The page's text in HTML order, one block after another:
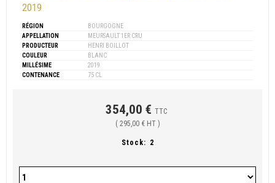
2019
RÉGION
BOURGOGNE
APPELLATION
MEURSAULT 1ER CRU
PRODUCTEUR
HENRI BOILLOT
COULEUR
BLANC
MILLÉSIME
2019
CONTENANCE
75 CL
354,00 € TTC
( 295,00 € HT )
Stock: 2